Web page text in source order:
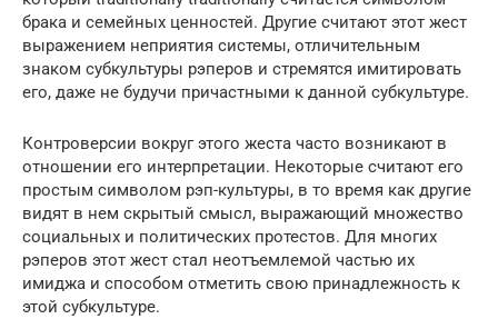
брака и семейных ценностей. Другие считают этот жест
выражением неприятия системы, отличительным
знаком субкультуры рэперов и стремятся имитировать
его, даже не будучи причастными к данной субкультуре.
Контроверсии вокруг этого жеста часто возникают в
отношении его интерпретации. Некоторые считают его
простым символом рэп-культуры, в то время как другие
видят в нем скрытый смысл, выражающий множество
социальных и политических протестов. Для многих
рэперов этот жест стал неотъемлемой частью их
имиджа и способом отметить свою принадлежность к
этой субкультуре.